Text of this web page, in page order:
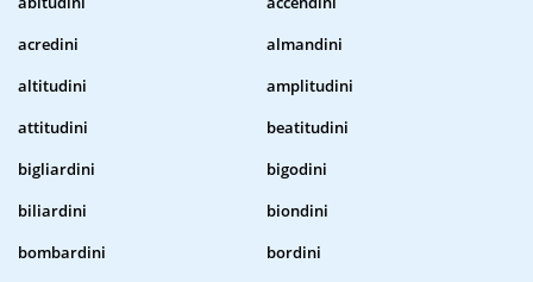
acredini
almandini
altitudini
amplitudini
attitudini
beatitudini
bigliardini
bigodini
biliardini
biondini
bombardini
bordini